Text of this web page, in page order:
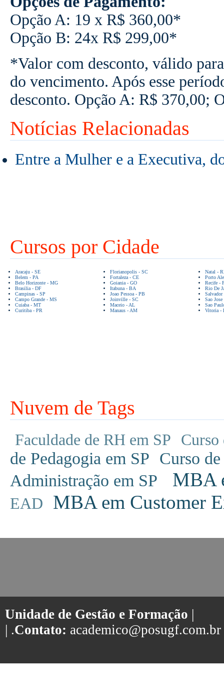
Opção A: 19 x R$ 360,00*
Opção B: 24x R$ 299,00*
*Valor com desconto, válido
do vencimento. Após esse
desconto. Opção A: R$ 370,00;
Notícias Relacionadas
Entre a Mulher e a Executiva,
Cursos por Cidade
Aracaju - SE
Belem - PA
Belo Horizonte - MG
Brasilia - DF
Campinas - SP
Campo Grande - MS
Cuiaba - MT
Curitiba - PR
Florianopolis - SC
Fortaleza - CE
Goiania - GO
Itabuna - BA
Joao Pessoa - PB
Joinville - SC
Maceio - AL
Manaus - AM
Natal -
Porto
Recife -
Rio De
Sao
Sao
Vitoria -
Nuvem de Tags
Faculdade de RH em SP Curso
de Pedagogia em SP Curso
Administração em SP
MBA
EAD MBA em Customer
Unidade de Gestão e Formação |
| .Contato: academico@posugf.com.br